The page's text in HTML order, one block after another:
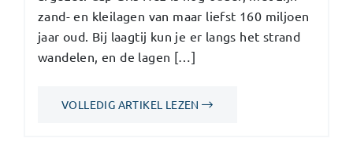
zand- en kleilagen van maar liefst 160 miljoen
jaar oud. Bij laagtij kun je er langs het strand
wandelen, en de lagen […]
VOLLEDIG ARTIKEL LEZEN